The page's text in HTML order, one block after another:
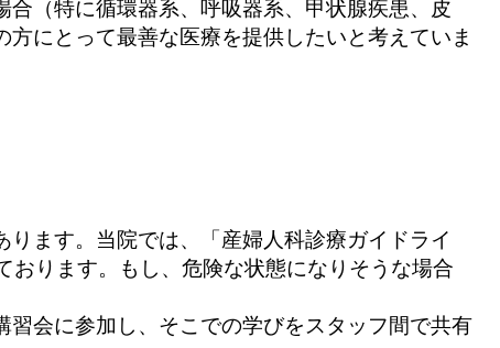
（特に循環器系、呼吸器系、甲状腺疾患、皮
にとって最善な医療を提供したいと考えていま
ます。当院では、「産婦人科診療ガイドライ
ります。もし、危険な状態になりそうな場合
会に参加し、そこでの学びをスタッフ間で共有